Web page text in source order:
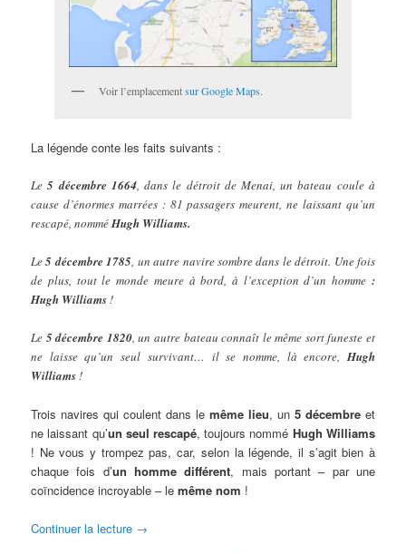
Voir l’emplacementsur Google Maps.
La légende conte les faits suivants :
Le5 décembre 1664, dans le détroit de Menai, un bateau coule à
cause d’énormes marrées : 81 passagers meurent, ne laissant qu’un
rescapé, nomméHugh Williams.
Le5 décembre 1785, un autre navire sombre dans le détroit. Une fois
de plus, tout le monde meure à bord, à l’exception d’un homme :
Hugh Williams!
Le 5 décembre 1820, un autre bateau connaît le même sort funeste et
ne laisse qu’un seul survivant… il se nomme, là encore, Hugh
Williams!
Trois navires qui coulent dans le même lieu, un 5 décembreet
ne laissant qu’un seul rescapé, toujours nommé Hugh Williams
! Ne vous y trompez pas, car, selon la légende, il s’agit bien à
chaque fois d’un homme différent, mais portant – par une
coïncidence incroyable – lemême nom !
Continuer la lecture →